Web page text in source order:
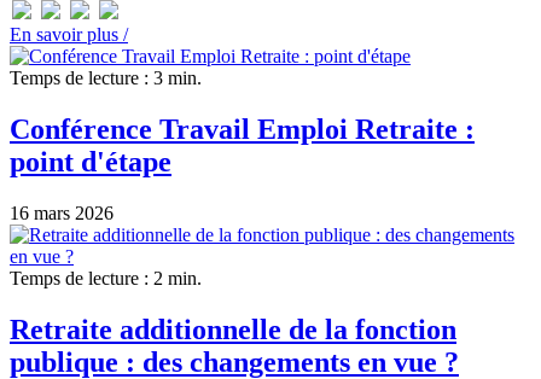
En savoir plus /
Temps de lecture : 3 min.
Conférence Travail Emploi Retraite :
point d'étape
16 mars 2026
Temps de lecture : 2 min.
Retraite additionnelle de la fonction
publique : des changements en vue ?